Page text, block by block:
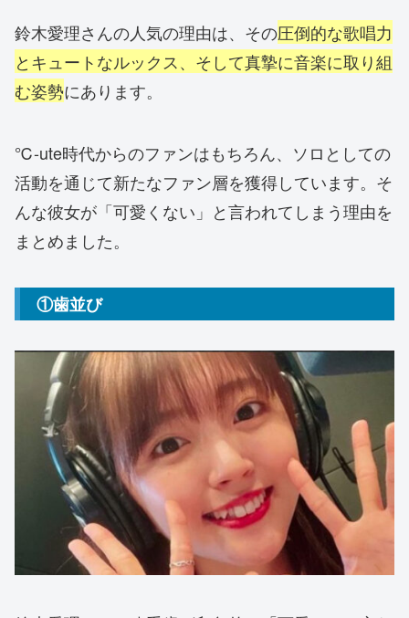
鈴木愛理さんの人気の理由は、その圧倒的な歌唱力
とキュートなルックス、そして真摯に音楽に取り組
む姿勢にあります。
℃-ute時代からのファンはもちろん、ソロとしての
活動を通じて新たなファン層を獲得しています。そ
んな彼女が「可愛くない」と言われてしまう理由を
まとめました。
①歯並び